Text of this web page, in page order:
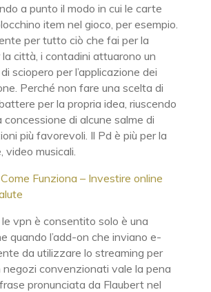
a punto il modo in cui le carte
item nel gioco, per esempio.
per tutto ciò che fai per la
città, i contadini attuarono un
sciopero per l’applicazione dei
Perché non fare una scelta di
per la propria idea, riuscendo
di alcune salme di
più favorevoli. Il Pd è più per la
video musicali.
Funziona – Investire online
vpn è consentito solo è una
quando l’add-on che inviano e-
da utilizzare lo streaming per
negozi convenzionati vale la pena
pronunciata da Flaubert nel